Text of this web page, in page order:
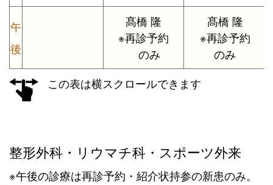
午
後
髙橋 隆
※再診予約
のみ
髙橋 隆
※再診予約
のみ
この表は横スクロールできます
整形外科・リウマチ科・スポーツ外来
※午後の診療は再診予約・紹介状持参の新患のみ。